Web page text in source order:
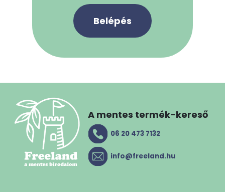
Belépés
A mentes termék-kereső
06 20 473 7132
info@freeland.hu